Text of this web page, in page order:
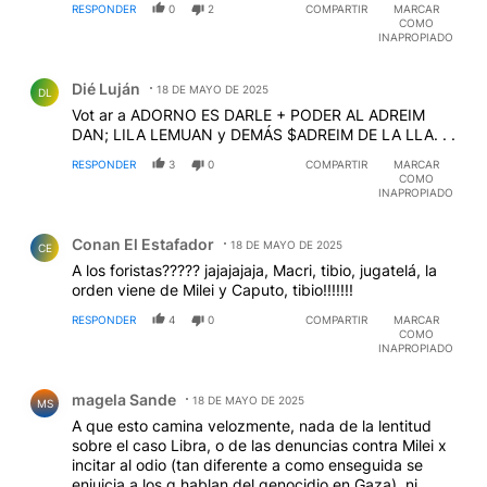
RESPONDER 0 2 COMPARTIR
MARCAR
COMO
INAPROPIADO
DL Dié Luján 18 DE MAYO DE 2025
Vot ar a ADORNO ES DARLE + PODER AL ADREIM
DAN; LILA LEMUAN y DEMÁS $ADREIM DE LA LLA. . .
RESPONDER 3 0 COMPARTIR
MARCAR
COMO
INAPROPIADO
CE Conan El Estafador 18 DE MAYO DE 2025
A los foristas????? jajajajaja, Macri, tibio, jugatelá, la
orden viene de Milei y Caputo, tibio!!!!!!!
RESPONDER 4 0 COMPARTIR
MARCAR
COMO
INAPROPIADO
MS magela Sande 18 DE MAYO DE 2025
A que esto camina velozmente, nada de la lentitud
sobre el caso Libra, o de las denuncias contra Milei x
incitar al odio (tan diferente a como enseguida se